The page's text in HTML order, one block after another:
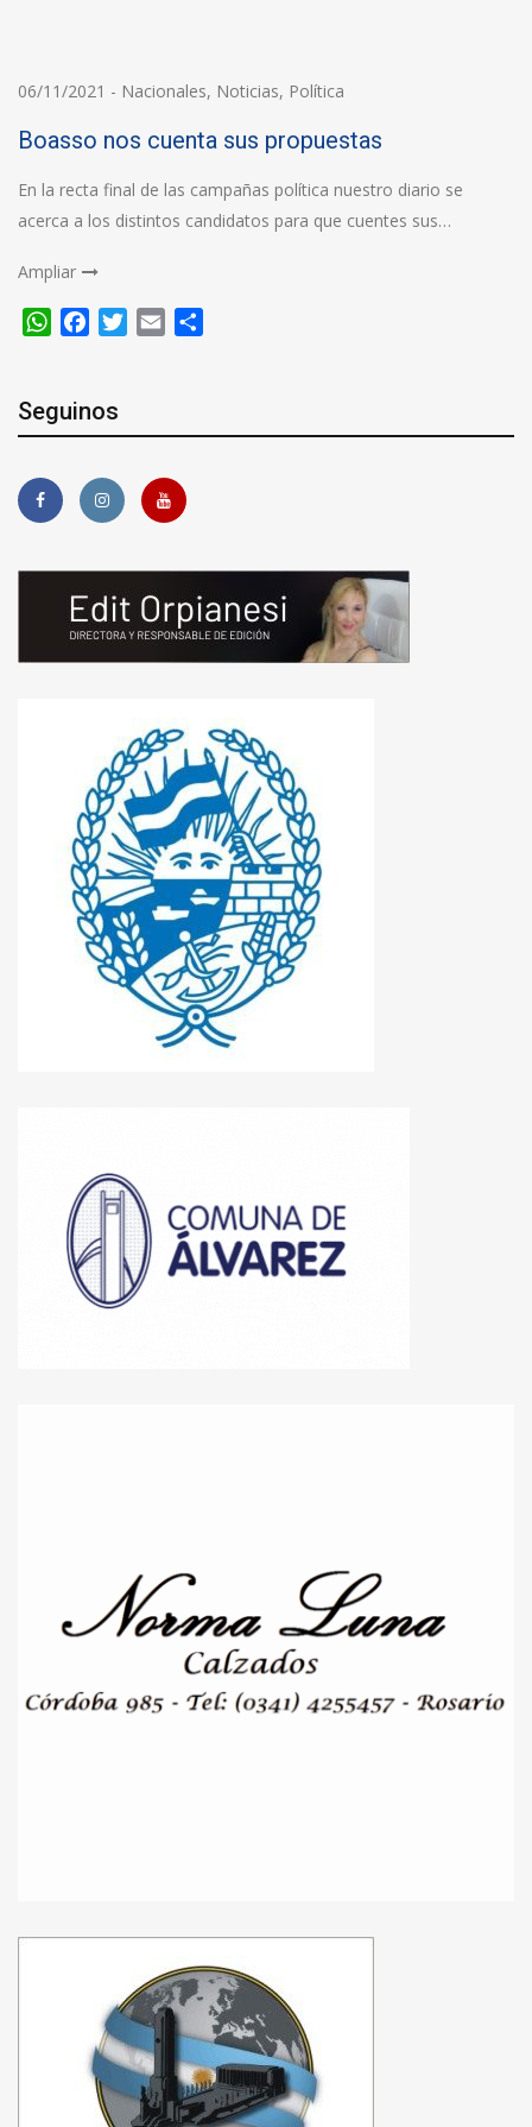
06/11/2021 - Nacionales, Noticias, Política
Boasso nos cuenta sus propuestas
En la recta final de las campañas política nuestro diario se
acerca a los distintos candidatos para que cuentes sus…
Ampliar
WhatsApp
FacebookTwitter
Email
Seguinos